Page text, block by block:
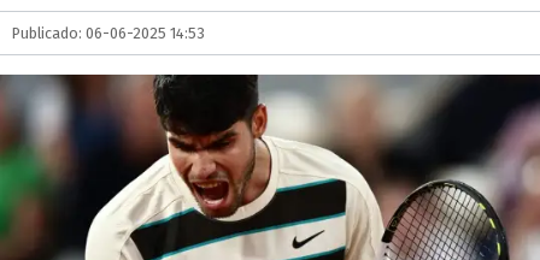
Publicado: 06-06-2025 14:53